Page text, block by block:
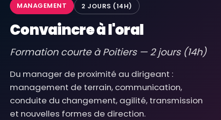
MANAGEMENT 2 JOURS (14H)
Convaincre à l'oral
Formation courte à Poitiers — 2 jours (14h)
Du manager de proximité au dirigeant :
management de terrain, communication,
conduite du changement, agilité, transmission
et nouvelles formes de direction.